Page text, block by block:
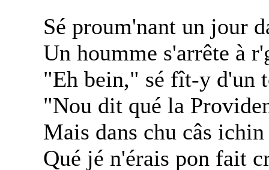
Sé proum'nant un jour
Un houmme s'arrête à
"Eh bein," sé fît-y d'un
"Nou dit qué la
Mais dans chu câs
Qué jé n'érais pon fait